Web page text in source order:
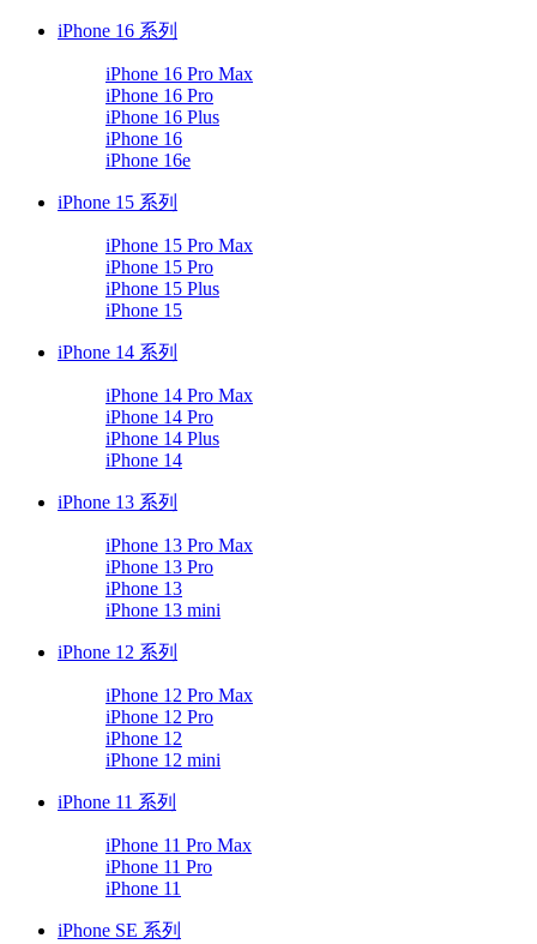
iPhone 16 系列
iPhone 16 Pro Max
iPhone 16 Pro
iPhone 16 Plus
iPhone 16
iPhone 16e
iPhone 15 系列
iPhone 15 Pro Max
iPhone 15 Pro
iPhone 15 Plus
iPhone 15
iPhone 14 系列
iPhone 14 Pro Max
iPhone 14 Pro
iPhone 14 Plus
iPhone 14
iPhone 13 系列
iPhone 13 Pro Max
iPhone 13 Pro
iPhone 13
iPhone 13 mini
iPhone 12 系列
iPhone 12 Pro Max
iPhone 12 Pro
iPhone 12
iPhone 12 mini
iPhone 11 系列
iPhone 11 Pro Max
iPhone 11 Pro
iPhone 11
iPhone SE 系列